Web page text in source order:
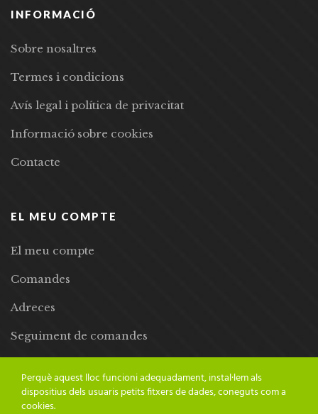
INFORMACIÓ
Sobre nosaltres
Termes i condicions
Avís legal i política de privacitat
Informació sobre cookies
Contacte
EL MEU COMPTE
El meu compte
Comandes
Adreces
Seguiment de comandes
Perquè aquest lloc funcioni adequadament, instal·lem als
dispositius dels usuaris petits fitxers de dades, coneguts com a
cookies.